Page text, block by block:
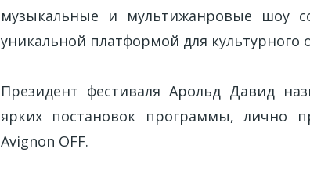
музыкальные и мультижанровые шоу
уникальной платформой для культурного
Президент фестиваля Арольд Давид
ярких постановок программы, лично
Avignon OFF.